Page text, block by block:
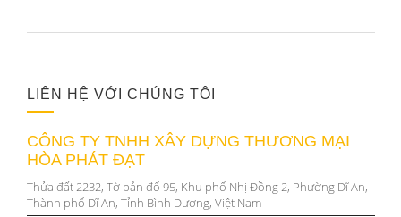
LIÊN HỆ VỚI CHÚNG TÔI
CÔNG TY TNHH XÂY DỰNG THƯƠNG MẠI
HÒA PHÁT ĐẠT
Thửa đất 2232, Tờ bản đố 95, Khu phố Nhị Đồng 2, Phường Dĩ An,
Thành phố Dĩ An, Tỉnh Bình Dương, Việt Nam